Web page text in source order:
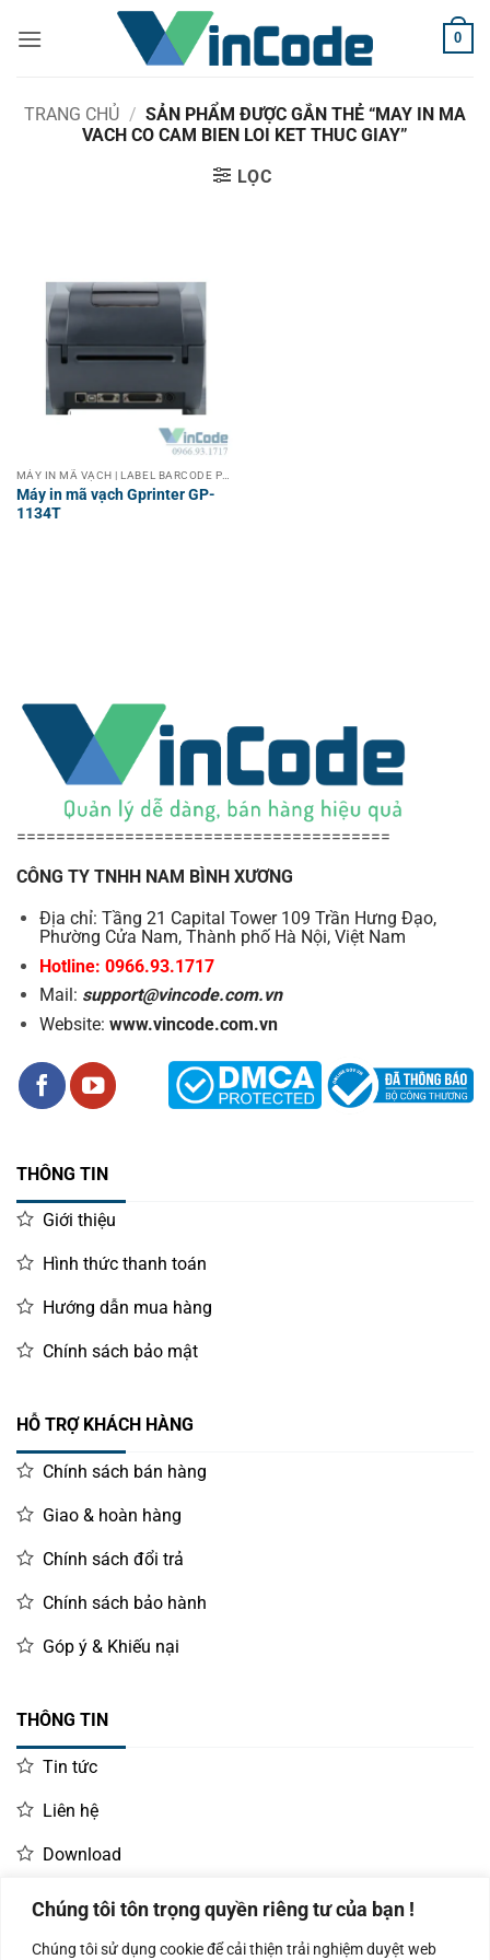
Chúng tôi tôn trọng quyền riêng tư của bạn !
Chúng tôi sử dụng cookie để cải thiện trải nghiệm duyệt web
qua
0
TRANG CHỦ / SẢN PHẨM ĐƯỢC GẮN THẺ “MAY IN MA
VACH CO CAM BIEN LOI KET THUC GIAY”
LỌC
Máy in mã vạch Gprinter GP-
1134T
======================================
CÔNG TY TNHH NAM BÌNH XƯƠNG
Địa chỉ: Tầng 21 Capital Tower 109 Trần Hưng Đạo,
Phường Cửa Nam, Thành phố Hà Nội, Việt Nam
Hotline: 0966.93.1717
Mail: support@vincode.com.vn
Website: www.vincode.com.vn
THÔNG TIN
Giới thiệu
Hình thức thanh toán
Hướng dẫn mua hàng
Chính sách bảo mật
HỖ TRỢ KHÁCH HÀNG
Chính sách bán hàng
Giao & hoàn hàng
Chính sách đổi trả
Chính sách bảo hành
Góp ý & Khiếu nại
THÔNG TIN
Tin tức
Liên hệ
Download
LIÊN HỆ MUA HÀNG